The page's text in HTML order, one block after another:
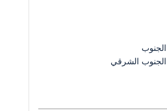
الجنوب
الجنوب الشرقي